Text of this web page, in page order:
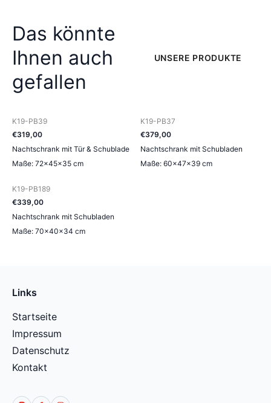
Das könnte
Ihnen auch
gefallen
UNSERE PRODUKTE
K19-PB39
€319,00
Nachtschrank mit Tür & Schublade
Maße: 72×45×35 cm
K19-PB37
€379,00
Nachtschrank mit Schubladen
Maße: 60×47×39 cm
K19-PB189
€339,00
Nachtschrank mit Schubladen
Maße: 70×40×34 cm
Links
Startseite
Impressum
Datenschutz
Kontakt